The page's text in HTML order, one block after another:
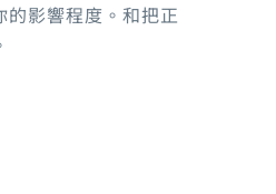
愈系列
的影響程度。和把正